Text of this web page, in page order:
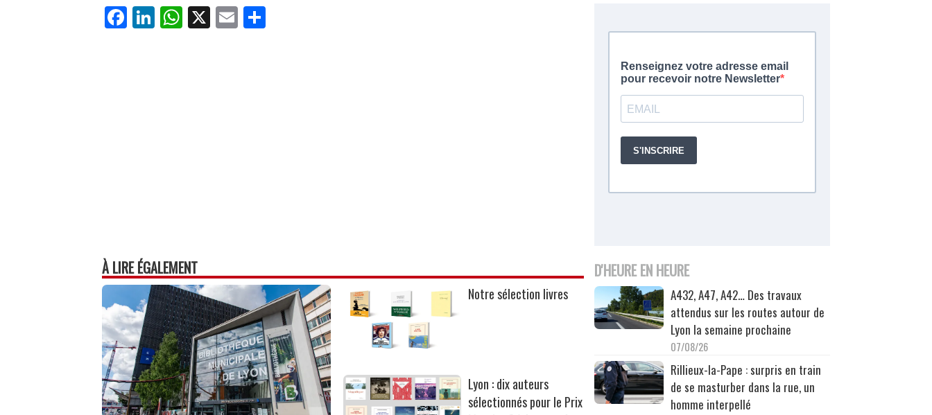
Fa
ce
Li
nk
W
ha
X E
m
À LIRE ÉGALEMENT
Notre sélection livres
Lyon : dix auteurs
sélectionnés pour le Prix
D'HEURE EN HEURE
A432, A47, A42… Des travaux
attendus sur les routes autour de
Lyon la semaine prochaine
07/08/26
Rillieux-la-Pape : surpris en train
de se masturber dans la rue, un
homme interpellé